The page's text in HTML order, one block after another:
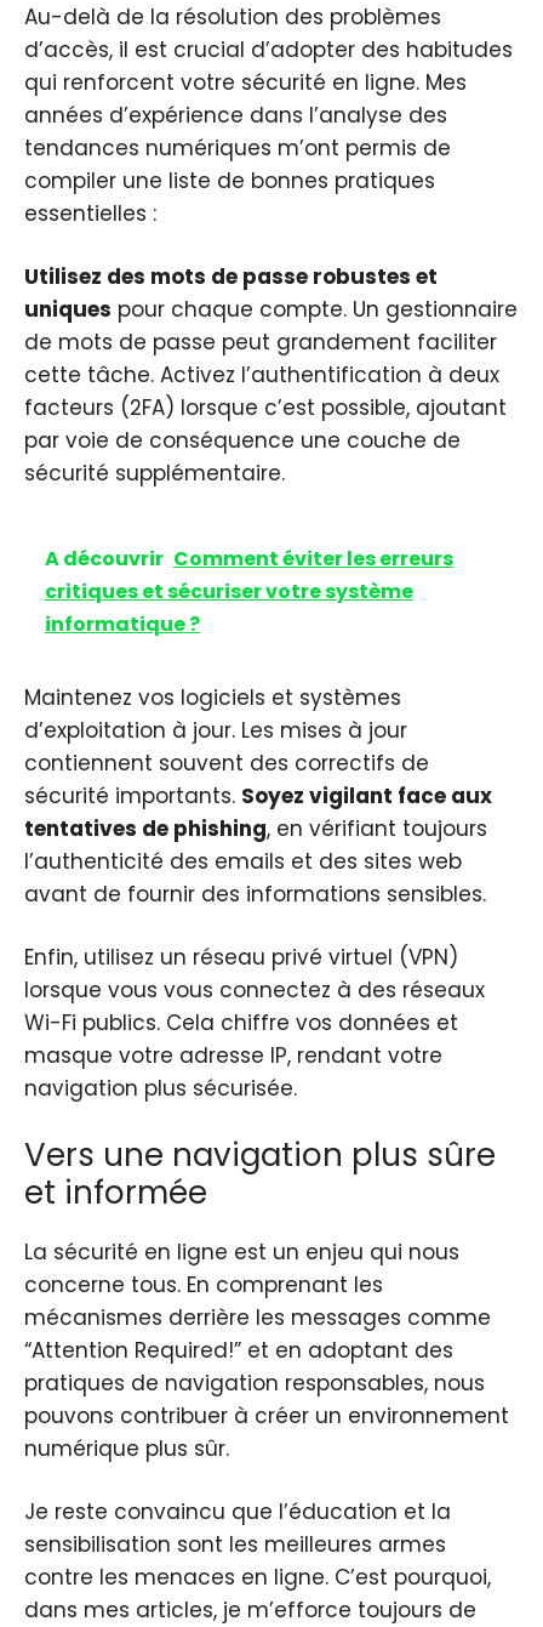
Au-delà de la résolution des problèmes
d’accès, il est crucial d’adopter des habitudes
qui renforcent votre sécurité en ligne. Mes
années d’expérience dans l’analyse des
tendances numériques m’ont permis de
compiler une liste de bonnes pratiques
essentielles :
Utilisez des mots de passe robustes et
uniques pour chaque compte. Un gestionnaire
de mots de passe peut grandement faciliter
cette tâche. Activez l’authentification à deux
facteurs (2FA) lorsque c’est possible, ajoutant
par voie de conséquence une couche de
sécurité supplémentaire.
A découvrir Comment éviter les erreurs
critiques et sécuriser votre système
informatique ?
Maintenez vos logiciels et systèmes
d’exploitation à jour. Les mises à jour
contiennent souvent des correctifs de
sécurité importants. Soyez vigilant face aux
tentatives de phishing, en vérifiant toujours
l’authenticité des emails et des sites web
avant de fournir des informations sensibles.
Enfin, utilisez un réseau privé virtuel (VPN)
lorsque vous vous connectez à des réseaux
Wi-Fi publics. Cela chiffre vos données et
masque votre adresse IP, rendant votre
navigation plus sécurisée.
Vers une navigation plus sûre
et informée
La sécurité en ligne est un enjeu qui nous
concerne tous. En comprenant les
mécanismes derrière les messages comme
“Attention Required!” et en adoptant des
pratiques de navigation responsables, nous
pouvons contribuer à créer un environnement
numérique plus sûr.
Je reste convaincu que l’éducation et la
sensibilisation sont les meilleures armes
contre les menaces en ligne. C’est pourquoi,
dans mes articles, je m’efforce toujours de